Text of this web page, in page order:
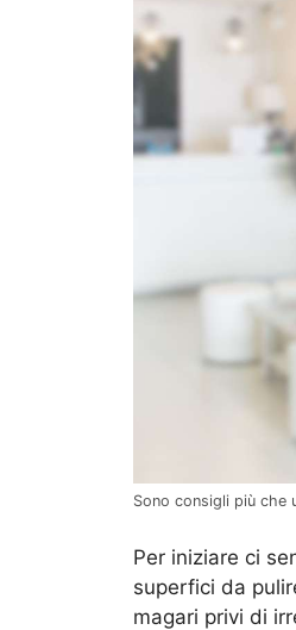
Sono consigli più che
Per iniziare ci
superfici da
magari privi di